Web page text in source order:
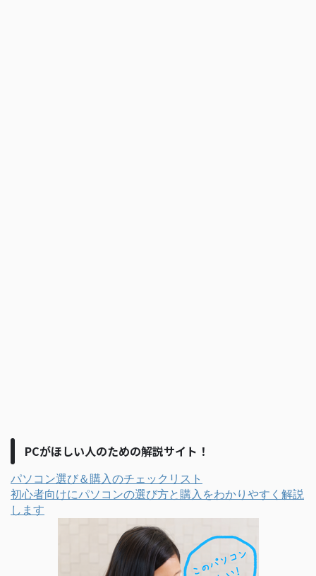
PCがほしい人のための解説サイト！
パソコン選び＆購入のチェックリスト
初心者向けにパソコンの選び方と購入をわかりやすく解説
します